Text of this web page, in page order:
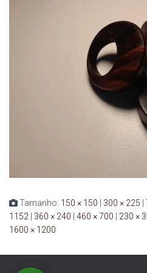
Tamanho: 150 × 150 | 300 × 225 |
1152 | 360 × 240 | 460 × 700 | 230 ×
1600 × 1200